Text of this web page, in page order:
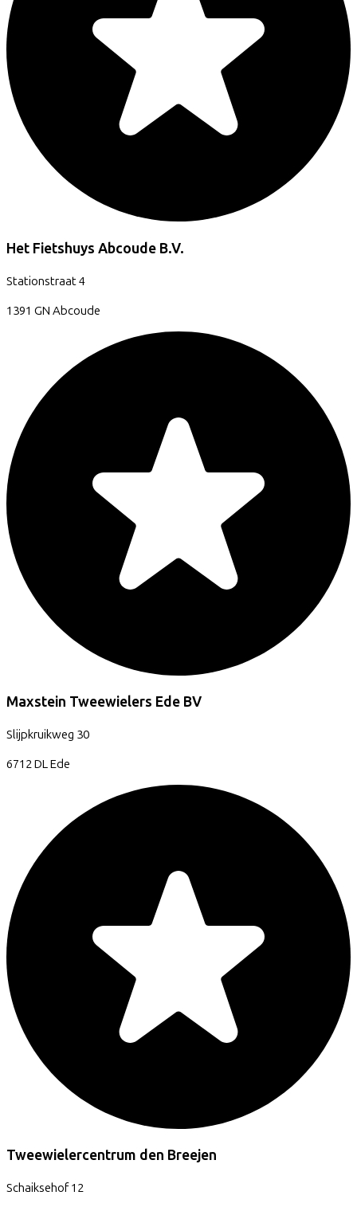
Het Fietshuys Abcoude B.V.
Stationstraat 4
1391 GN Abcoude
Maxstein Tweewielers Ede BV
Slijpkruikweg 30
6712 DL Ede
Tweewielercentrum den Breejen
Schaiksehof 12